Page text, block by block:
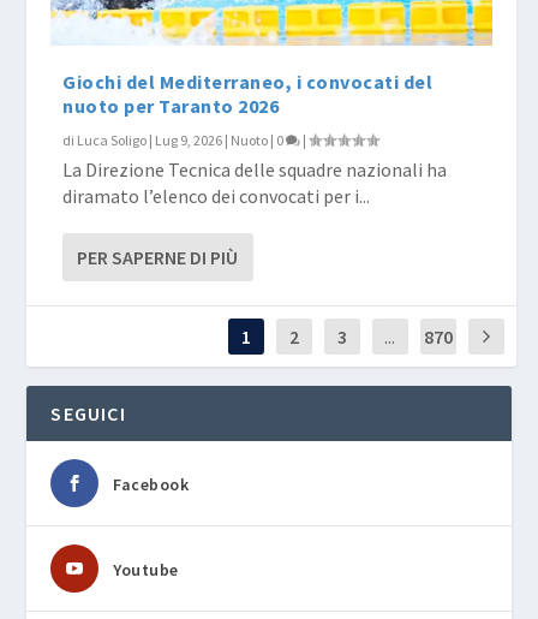
Giochi del Mediterraneo, i convocati del
nuoto per Taranto 2026
di Luca Soligo | Lug 9, 2026 | Nuoto | 0 |
La Direzione Tecnica delle squadre nazionali ha
diramato l’elenco dei convocati per i...
PER SAPERNE DI PIÙ
1 2 3 ... 870
SEGUICI
Facebook
Youtube